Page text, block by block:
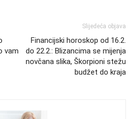
vam
Slijedeća objava
Financijski horoskop od 16.2.
do 22.2.: Blizancima se mijenja
novčana slika, Škorpioni stežu
budžet do kraja